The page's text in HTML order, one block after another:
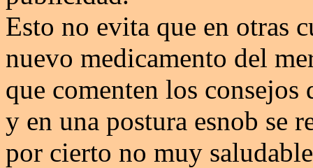
Esto no evita que en otras
nuevo medicamento del
que comenten los
y en una postura esnob se
por cierto no muy